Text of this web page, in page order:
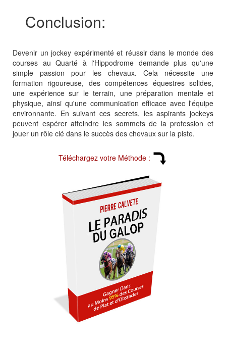
Conclusion:
Devenir un jockey expérimenté et réussir dans le monde des
courses au Quarté à l'Hippodrome demande plus qu'une
simple passion pour les chevaux. Cela nécessite une
formation rigoureuse, des compétences équestres solides,
une expérience sur le terrain, une préparation mentale et
physique, ainsi qu'une communication efficace avec l'équipe
environnante. En suivant ces secrets, les aspirants jockeys
peuvent espérer atteindre les sommets de la profession et
jouer un rôle clé dans le succès des chevaux sur la piste.
Téléchargez votre Méthode :